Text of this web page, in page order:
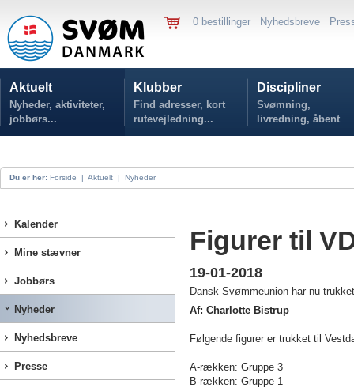
0 bestillinger Nyhedsbreve
Aktuelt
Nyheder, aktiviteter,
jobbørs...
Klubber
Find adresser, kort
rutevejledning...
Discipliner
Svømning,
livredning, åbent
vand...
Du er her: Forside | Aktuelt | Nyheder
Kalender
Mine stævner
Jobbørs
Nyheder
Nyhedsbreve
Presse
Figurer til
19-01-2018
Dansk Svømmeunion har nu
Af: Charlotte Bistrup
Følgende figurer er trukket til
A-rækken: Gruppe 3
B-rækken: Gruppe 1